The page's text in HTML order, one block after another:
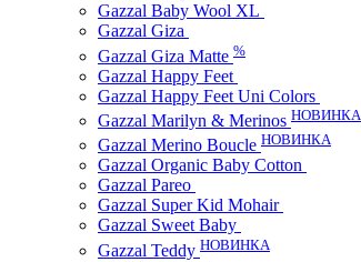
Gazzal Baby Wool XL
Gazzal Giza
Gazzal Giza Matte %
Gazzal Happy Feet
Gazzal Happy Feet Uni Colors
Gazzal Marilyn & Merinos НОВИНКА
Gazzal Merino Boucle НОВИНКА
Gazzal Organic Baby Cotton
Gazzal Pareo
Gazzal Super Kid Mohair
Gazzal Sweet Baby
Gazzal Teddy НОВИНКА